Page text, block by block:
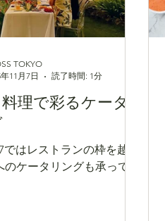
がら五感で深く味わって
きました｡
南会津の魅力を直に感じ
きた二夜｡ 主催の皆様､こ
がとうございました！
バーによる素敵な動
こちら @
2025.11.10
告知 シンガポール中心
文化
理で彩るケータ
ではレストランの枠を越
のケータリングも承ってお
TOKYO
11月7日
読了時間: 1分